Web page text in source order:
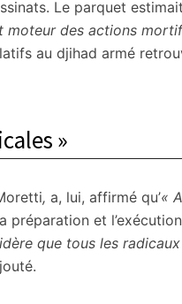
Le parquet
moteur des actions
au djihad armé
»
, a, lui, affirmé qu’«
préparation et
que tous les